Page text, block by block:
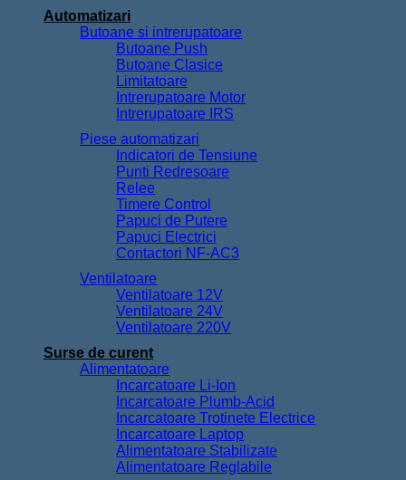
Automatizari
Butoane si intrerupatoare
Butoane Push
Butoane Clasice
Limitatoare
Intrerupatoare Motor
Intrerupatoare IRS
Piese automatizari
Indicatori de Tensiune
Punti Redresoare
Relee
Timere Control
Papuci de Putere
Papuci Electrici
Contactori NF-AC3
Ventilatoare
Ventilatoare 12V
Ventilatoare 24V
Ventilatoare 220V
Surse de curent
Alimentatoare
Incarcatoare Li-Ion
Incarcatoare Plumb-Acid
Incarcatoare Trotinete Electrice
Incarcatoare Laptop
Alimentatoare Stabilizate
Alimentatoare Reglabile